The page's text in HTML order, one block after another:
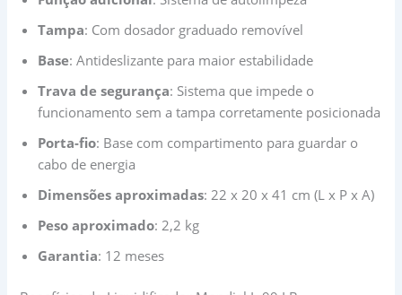
Tampa: Com dosador graduado removível
Base: Antideslizante para maior estabilidade
Trava de segurança: Sistema que impede o
funcionamento sem a tampa corretamente posicionada
Porta-fio: Base com compartimento para guardar o
cabo de energia
Dimensões aproximadas: 22 x 20 x 41 cm (L x P x A)
Peso aproximado: 2,2 kg
Garantia: 12 meses